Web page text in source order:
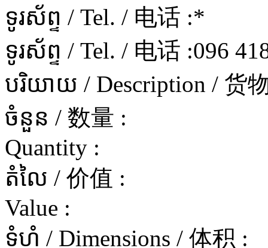
ទូរស័ព្ទ / Tel. / 电话 :*
ទូរស័ព្ទ / Tel. / 电话 :096
បរិយាយ / Description / 货
ចំនួន / 数量 :
Quantity :
តំលៃ / 价值 :
Value :
ទំហំ / Dimensions / 体积 :